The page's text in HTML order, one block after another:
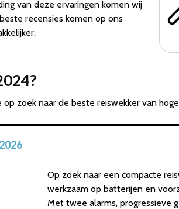
van deze ervaringen komen wij
recensies komen op ons
zoek naar de beste reiswekker van
Op zoek naar een compacte
werkzaam op batterijen en
Met twee alarms, progressieve